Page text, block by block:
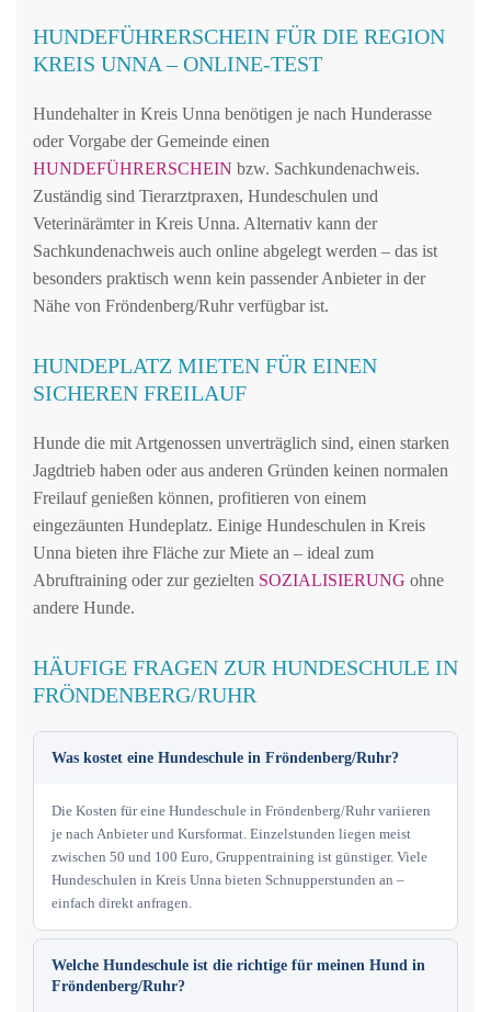
HUNDEFÜHRERSCHEIN FÜR DIE REGION
KREIS UNNA – ONLINE-TEST
Hundehalter in Kreis Unna benötigen je nach Hunderasse
oder Vorgabe der Gemeinde einen
HUNDEFÜHRERSCHEIN bzw. Sachkundenachweis.
Zuständig sind Tierarztpraxen, Hundeschulen und
Veterinärämter in Kreis Unna. Alternativ kann der
Sachkundenachweis auch online abgelegt werden – das ist
besonders praktisch wenn kein passender Anbieter in der
Nähe von Fröndenberg/Ruhr verfügbar ist.
HUNDEPLATZ MIETEN FÜR EINEN
SICHEREN FREILAUF
Hunde die mit Artgenossen unverträglich sind, einen starken
Jagdtrieb haben oder aus anderen Gründen keinen normalen
Freilauf genießen können, profitieren von einem
eingezäunten Hundeplatz. Einige Hundeschulen in Kreis
Unna bieten ihre Fläche zur Miete an – ideal zum
Abruftraining oder zur gezielten SOZIALISIERUNG ohne
andere Hunde.
HÄUFIGE FRAGEN ZUR HUNDESCHULE IN
FRÖNDENBERG/RUHR
Was kostet eine Hundeschule in Fröndenberg/Ruhr?
Die Kosten für eine Hundeschule in Fröndenberg/Ruhr variieren
je nach Anbieter und Kursformat. Einzelstunden liegen meist
zwischen 50 und 100 Euro, Gruppentraining ist günstiger. Viele
Hundeschulen in Kreis Unna bieten Schnupperstunden an –
einfach direkt anfragen.
Welche Hundeschule ist die richtige für meinen Hund in
Fröndenberg/Ruhr?